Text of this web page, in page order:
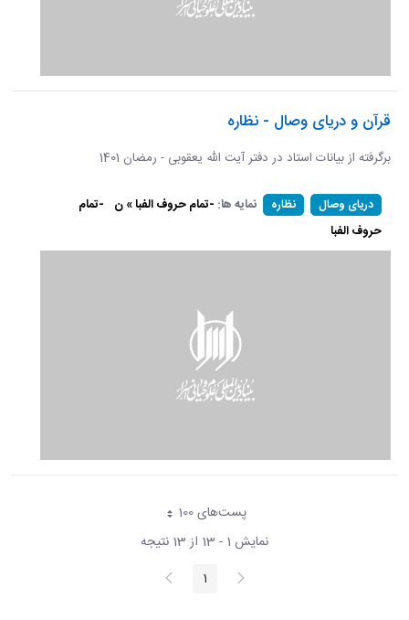
قرآن و دریای وصال - نظاره
برگرفته از بیانات استاد در دفتر آیت الله یعقوبی - رمضان 1401
دریای وصال نظاره نمایه ها: -تمام حروف الفبا » ن -تمام
حروف الفبا
پست‌‌های 100هر صفحه
نمایش 1 - 13 از 13 نتیجه
پیغام
قبلی صفحه1 صفحه
بعد